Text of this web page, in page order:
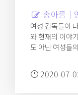
송아름｜
여성 감독들이
와 현재의 이야
도 아닌 여성들
이들이 아닌 지
는 이야기는 이
그들의 이야기
2020-07-